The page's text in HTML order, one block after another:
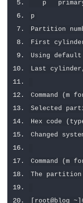
p
p
Partition
First
Using default
Last cylinder
Command ( m
Selected
Hex code (
Changed
Command ( m
The partition
root@blog